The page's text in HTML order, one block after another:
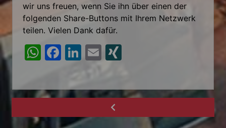
wir uns freuen, wenn Sie ihn über einen der
folgenden Share-Buttons mit Ihrem Netzwerk
teilen. Vielen Dank dafür.
W
at
s
A
F
c
e
b
Li
k
e
dI
E
ai
l
G